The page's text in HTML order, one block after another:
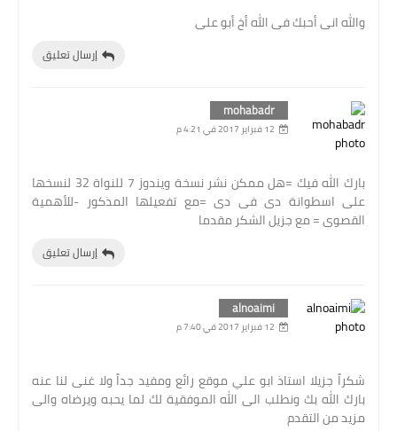
والله انى أحبك فى الله أخ أبو على
إرسال تعليق
mohabadr
12 فبراير 2017 في 4:21 م
بارك الله فيك =هل ممكن نشر نسخة ويندوز 7 للنواة 32 لنسخها
على اسطوانة دى فى دى =مع تفعيلها المذكور -للأهمية
القصوى = مع جزيل الشكر مقدما
إرسال تعليق
alnoaimi
12 فبراير 2017 في 7:40 م
شكراً جزيلا استاذ ابو علي موقع رائع ومفيد جداً ولا غنى لنا عنه
بارك الله بك ونطلب الى الله الموفقية لك لما يحبه ويرضاه والى
مزيد من التقدم